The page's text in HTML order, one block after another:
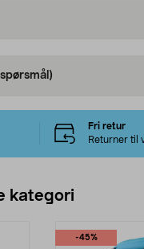
Fri retur
Returner til
kategori
-45%